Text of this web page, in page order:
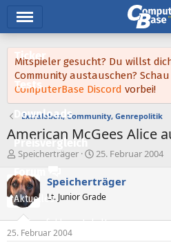
Ticker
Tests
Downloads
Preisvergleich
Forum
Aktuelles
Empfohlene Inhalte
Mitspieler gesucht? Du willst
Community austauschen?
ComputerBase Discord vorbei!
Extraleben, Community, Genrepolitik
American McGees Alice
E
r
s
t
e
e
Speicherträger
E
s
e
t
25. Februar 2004
Speicherträger
Lt. Junior Grade
25. Februar 2004